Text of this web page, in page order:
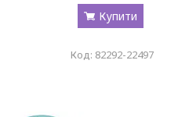
Купити
82292-22497